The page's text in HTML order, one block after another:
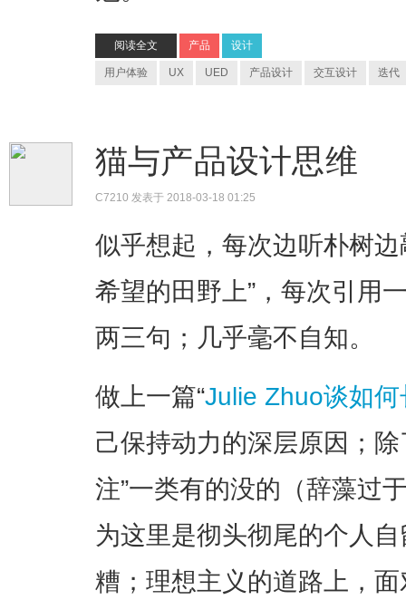
阅读全文 产品 设计
用户体验 UX UED 产品设计 交互设计 迭代
猫与产品设计思维
C7210 发表于 2018-03-18 01:25
似乎想起，每次边听朴树
希望的田野上”，每次引用
两三句；几乎毫不自知。
做上一篇“Julie Zhuo谈如
己保持动力的深层原因；除
注”一类有的没的（辞藻过
为这里是彻头彻尾的个人
糟；理想主义的道路上，